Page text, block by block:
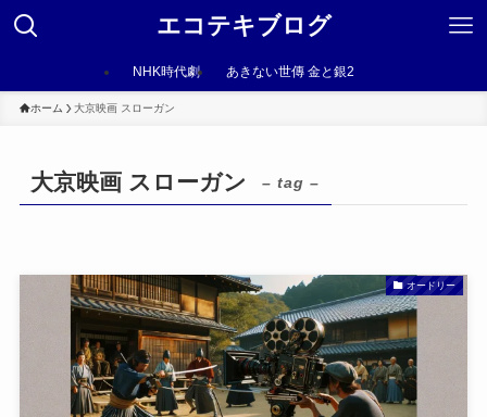
エコテキブログ
NHK時代劇 あきない世傳 金と銀2
ホーム 大京映画 スローガン
大京映画 スローガン – tag –
オードリー